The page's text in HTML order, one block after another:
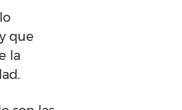
que
la